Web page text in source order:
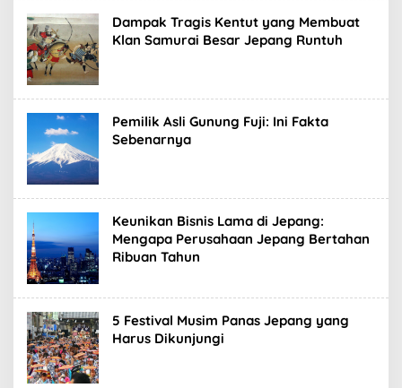
Dampak Tragis Kentut yang Membuat
Klan Samurai Besar Jepang Runtuh
Pemilik Asli Gunung Fuji: Ini Fakta
Sebenarnya
Keunikan Bisnis Lama di Jepang:
Mengapa Perusahaan Jepang Bertahan
Ribuan Tahun
5 Festival Musim Panas Jepang yang
Harus Dikunjungi